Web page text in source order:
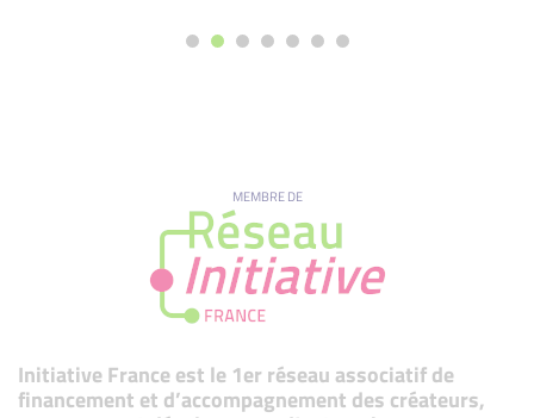
MEMBRE DE
Initiative France est le 1er réseau associatif de
financement et d’accompagnement des créateurs,